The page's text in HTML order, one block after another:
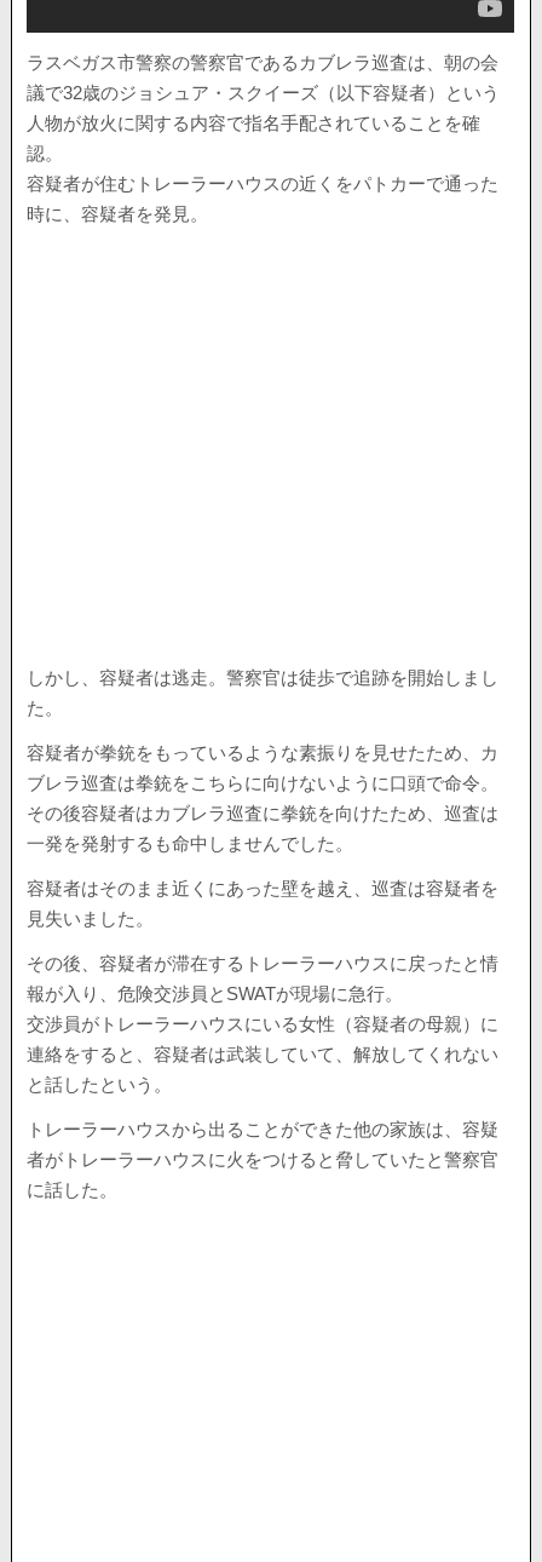
ラスベガス市警察の警察官であるカブレラ巡査は、朝の会
議で32歳のジョシュア・スクイーズ（以下容疑者）という
人物が放火に関する内容で指名手配されていることを確
認。
容疑者が住むトレーラーハウスの近くをパトカーで通った
時に、容疑者を発見。
しかし、容疑者は逃走。警察官は徒歩で追跡を開始しまし
た。
容疑者が拳銃をもっているような素振りを見せたため、カ
ブレラ巡査は拳銃をこちらに向けないように口頭で命令。
その後容疑者はカブレラ巡査に拳銃を向けたため、巡査は
一発を発射するも命中しませんでした。
容疑者はそのまま近くにあった壁を越え、巡査は容疑者を
見失いました。
その後、容疑者が滞在するトレーラーハウスに戻ったと情
報が入り、危険交渉員とSWATが現場に急行。
交渉員がトレーラーハウスにいる女性（容疑者の母親）に
連絡をすると、容疑者は武装していて、解放してくれない
と話したという。
トレーラーハウスから出ることができた他の家族は、容疑
者がトレーラーハウスに火をつけると脅していたと警察官
に話した。